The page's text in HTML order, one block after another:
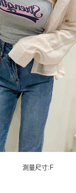
測量尺寸:F